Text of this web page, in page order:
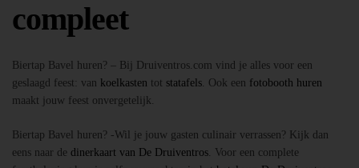
compleet
Biertap Bavel huren? – Bij Druiventros.com vind je alles voor een
geslaagd feest: van koelkasten tot statafels. Ook een fotobooth huren
maakt jouw feest onvergetelijk.
Biertap Bavel huren? -Wil je jouw gasten culinair verrassen? Kijk dan
eens naar de dinerkaart van De Druiventros. Voor een complete